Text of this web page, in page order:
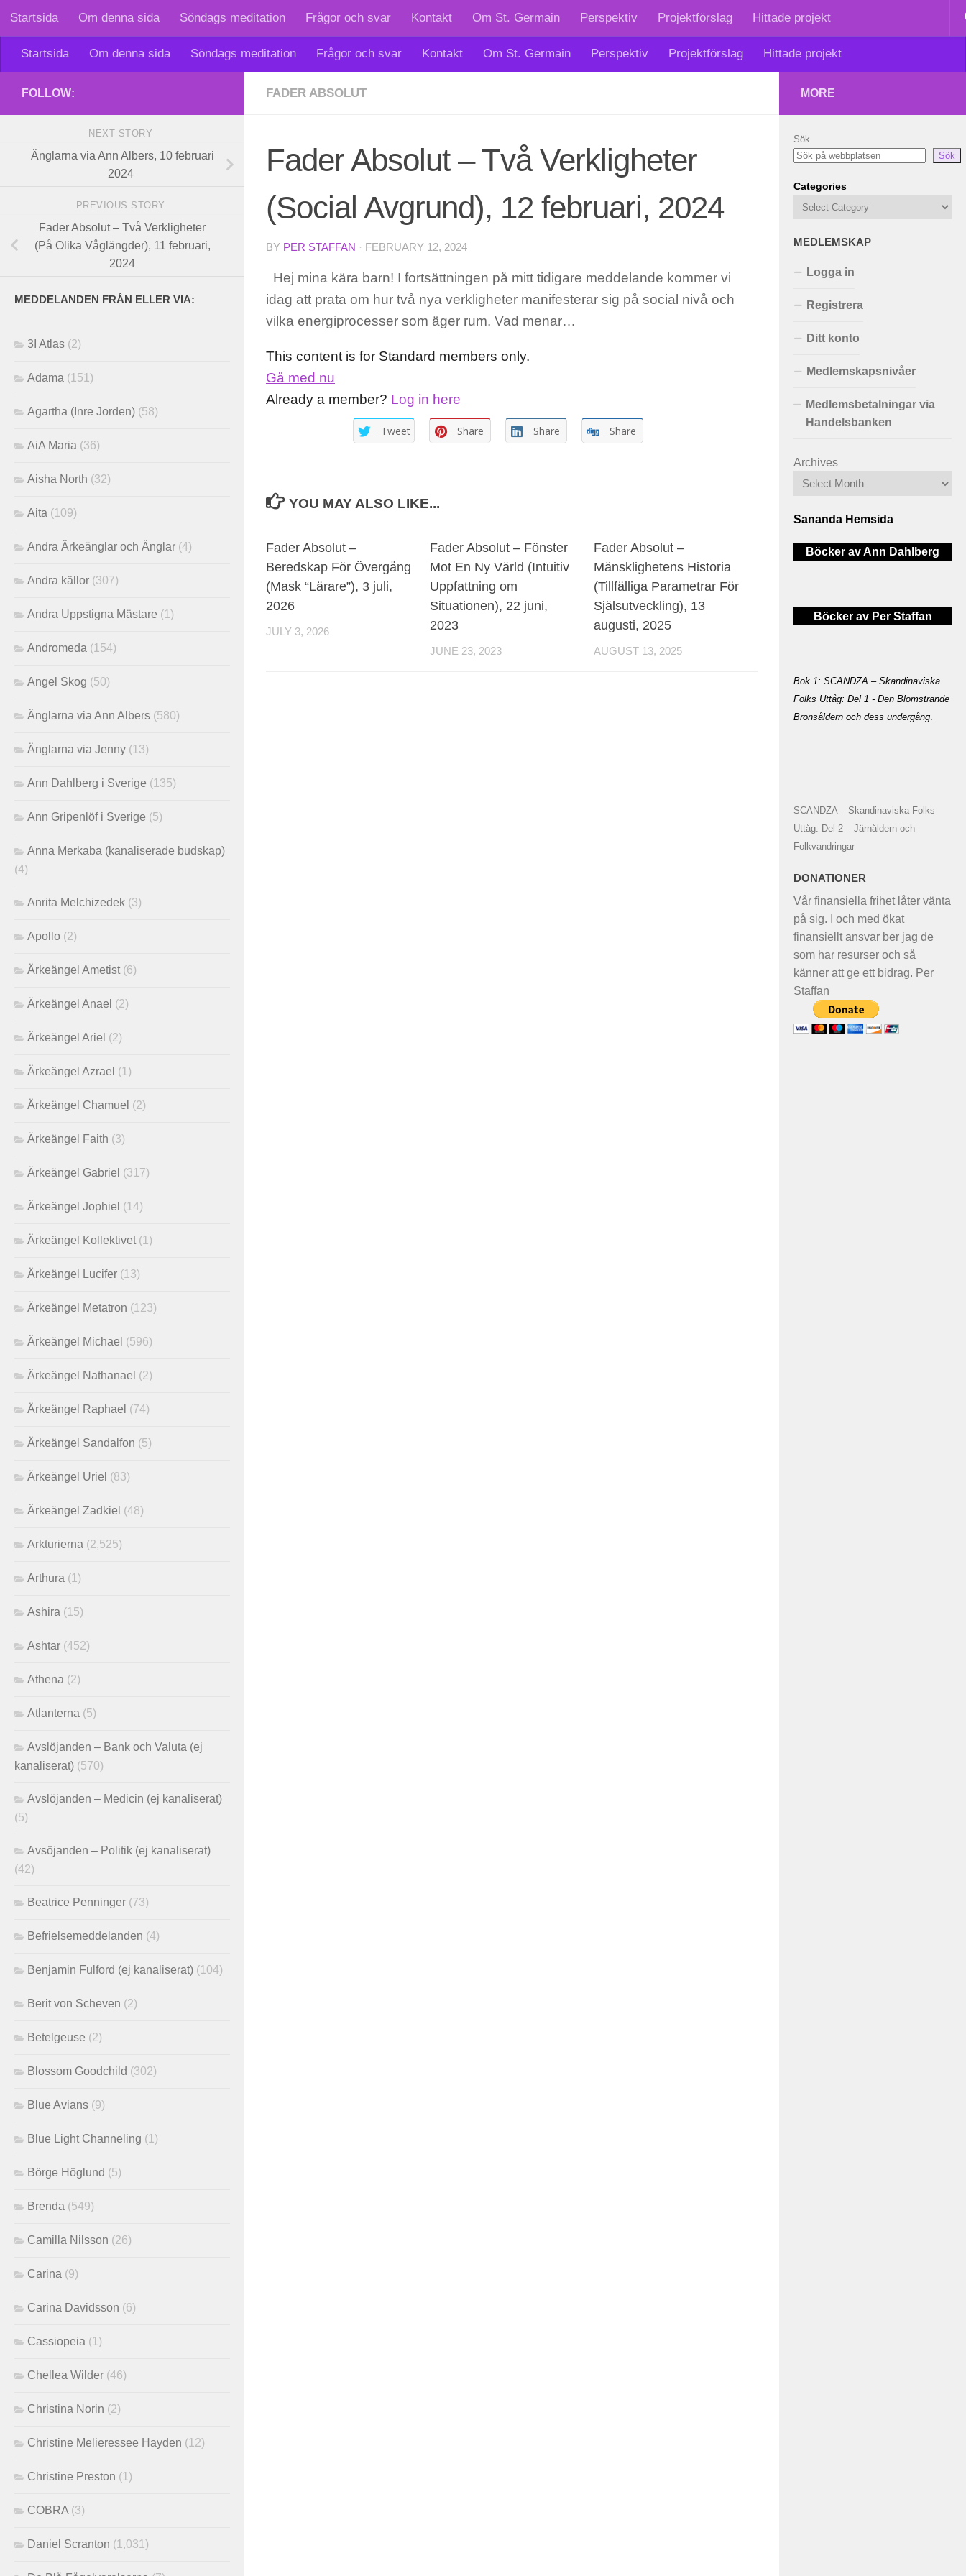
Skip to content
Startsida Om denna sida Söndags meditation Frågor och svar Kontakt Om St. Germain Perspektiv Projektförslag Hittade projekt
Startsida Om denna sida Söndags meditation Frågor och svar Kontakt Om St. Germain Perspektiv Projektförslag Hittade projekt
FADER ABSOLUT
Fader Absolut – Två Verkligheter
(Social Avgrund), 12 februari, 2024
BY PER STAFFAN · FEBRUARY 12, 2024
Hej mina kära barn! I fortsättningen på mitt tidigare meddelande kommer vi
idag att prata om hur två nya verkligheter manifesterar sig på social nivå och
vilka energiprocesser som äger rum. Vad menar…
This content is for Standard members only.
Gå med nu
Already a member? Log in here
Tweet Share Share Share
YOU MAY ALSO LIKE...
Fader Absolut –
Beredskap För Övergång
(Mask “Lärare”), 3 juli,
2026
JULY 3, 2026
Fader Absolut – Fönster
Mot En Ny Värld (Intuitiv
Uppfattning om
Situationen), 22 juni,
2023
JUNE 23, 2023
Fader Absolut –
Mänsklighetens Historia
(Tillfälliga Parametrar För
Själsutveckling), 13
augusti, 2025
AUGUST 13, 2025
FOLLOW:
NEXT STORY
Änglarna via Ann Albers, 10 februari
2024
PREVIOUS STORY
Fader Absolut – Två Verkligheter
(På Olika Våglängder), 11 februari,
2024
MEDDELANDEN FRÅN ELLER VIA:
3I Atlas (2)
Adama (151)
Agartha (Inre Jorden) (58)
AiA Maria (36)
Aisha North (32)
Aita (109)
Andra Ärkeänglar och Änglar (4)
Andra källor (307)
Andra Uppstigna Mästare (1)
Andromeda (154)
Angel Skog (50)
Änglarna via Ann Albers (580)
Änglarna via Jenny (13)
Ann Dahlberg i Sverige (135)
Ann Gripenlöf i Sverige (5)
Anna Merkaba (kanaliserade budskap)
(4)
Anrita Melchizedek (3)
Apollo (2)
Ärkeängel Ametist (6)
Ärkeängel Anael (2)
Ärkeängel Ariel (2)
Ärkeängel Azrael (1)
Ärkeängel Chamuel (2)
Ärkeängel Faith (3)
Ärkeängel Gabriel (317)
Ärkeängel Jophiel (14)
Ärkeängel Kollektivet (1)
Ärkeängel Lucifer (13)
Ärkeängel Metatron (123)
Ärkeängel Michael (596)
Ärkeängel Nathanael (2)
Ärkeängel Raphael (74)
Ärkeängel Sandalfon (5)
Ärkeängel Uriel (83)
Ärkeängel Zadkiel (48)
Arkturierna (2,525)
Arthura (1)
Ashira (15)
Ashtar (452)
Athena (2)
Atlanterna (5)
Avslöjanden – Bank och Valuta (ej
kanaliserat) (570)
Avslöjanden – Medicin (ej kanaliserat)
(5)
Avsöjanden – Politik (ej kanaliserat)
(42)
Beatrice Penninger (73)
Befrielsemeddelanden (4)
Benjamin Fulford (ej kanaliserat) (104)
Berit von Scheven (2)
Betelgeuse (2)
Blossom Goodchild (302)
Blue Avians (9)
Blue Light Channeling (1)
Börge Höglund (5)
Brenda (549)
Camilla Nilsson (26)
Carina (9)
Carina Davidsson (6)
Cassiopeia (1)
Chellea Wilder (46)
Christina Norin (2)
Christine Melieressee Hayden (12)
Christine Preston (1)
COBRA (3)
Daniel Scranton (1,031)
MORE
Sök
Sök
Categories
MEDLEMSKAP
Logga in
Registrera
Ditt konto
Medlemskapsnivåer
Medlemsbetalningar via
Handelsbanken
Archives
Sananda Hemsida
Böcker av Ann Dahlberg
Böcker av Per Staffan
Bok 1: SCANDZA – Skandinaviska
Folks Uttåg: Del 1 - Den Blomstrande
Bronsåldern och dess undergång.
SCANDZA – Skandinaviska Folks
Uttåg: Del 2 – Järnåldern och
Folkvandringar
DONATIONER
Vår finansiella frihet låter vänta
på sig. I och med ökat
finansiellt ansvar ber jag de
som har resurser och så
känner att ge ett bidrag. Per
Staffan